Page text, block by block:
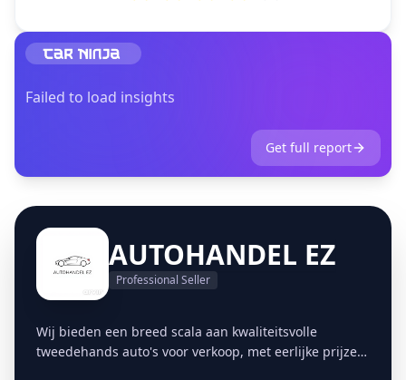
Failed to load insights
Get full report
AUTOHANDEL EZ
Professional Seller
Wij bieden een breed scala aan kwaliteitsvolle
tweedehands auto's voor verkoop, met eerlijke prijzen